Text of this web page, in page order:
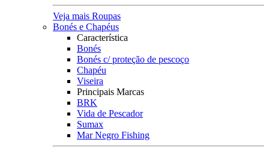
Veja mais Roupas
Bonés e Chapéus
Característica
Bonés
Bonés c/ proteção de pescoço
Chapéu
Viseira
Principais Marcas
BRK
Vida de Pescador
Sumax
Mar Negro Fishing